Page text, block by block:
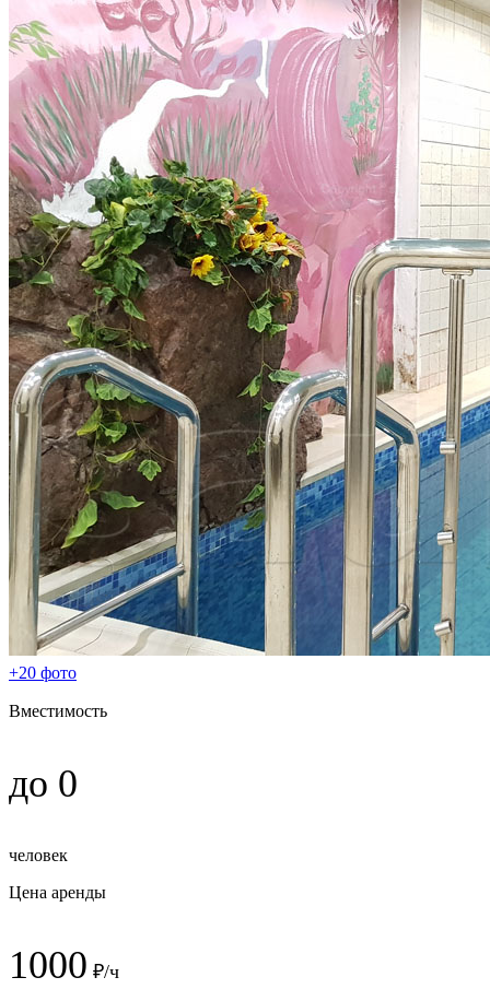
+20 фото
Вместимость
до 0
человек
Цена аренды
1000 ₽/ч